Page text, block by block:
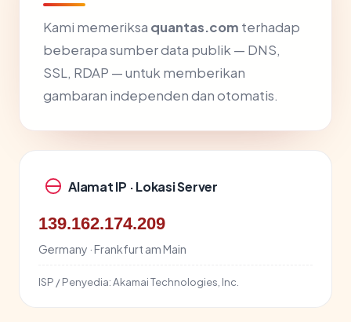
Kami memeriksa quantas.com terhadap
beberapa sumber data publik — DNS,
SSL, RDAP — untuk memberikan
gambaran independen dan otomatis.
Alamat IP · Lokasi Server
139.162.174.209
Germany · Frankfurt am Main
ISP / Penyedia:Akamai Technologies, Inc.